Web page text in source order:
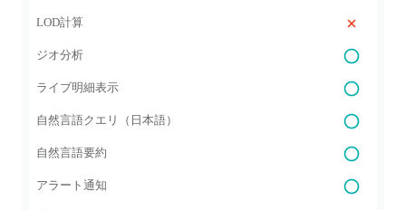
LOD計算
ジオ分析
ライブ明細表示
自然言語クエリ（日本語）
自然言語要約
アラート通知